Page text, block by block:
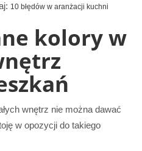
10 błędów w aranżacji kuchni
kolory w
wnętrz nie można dawać
w opozycji do takiego